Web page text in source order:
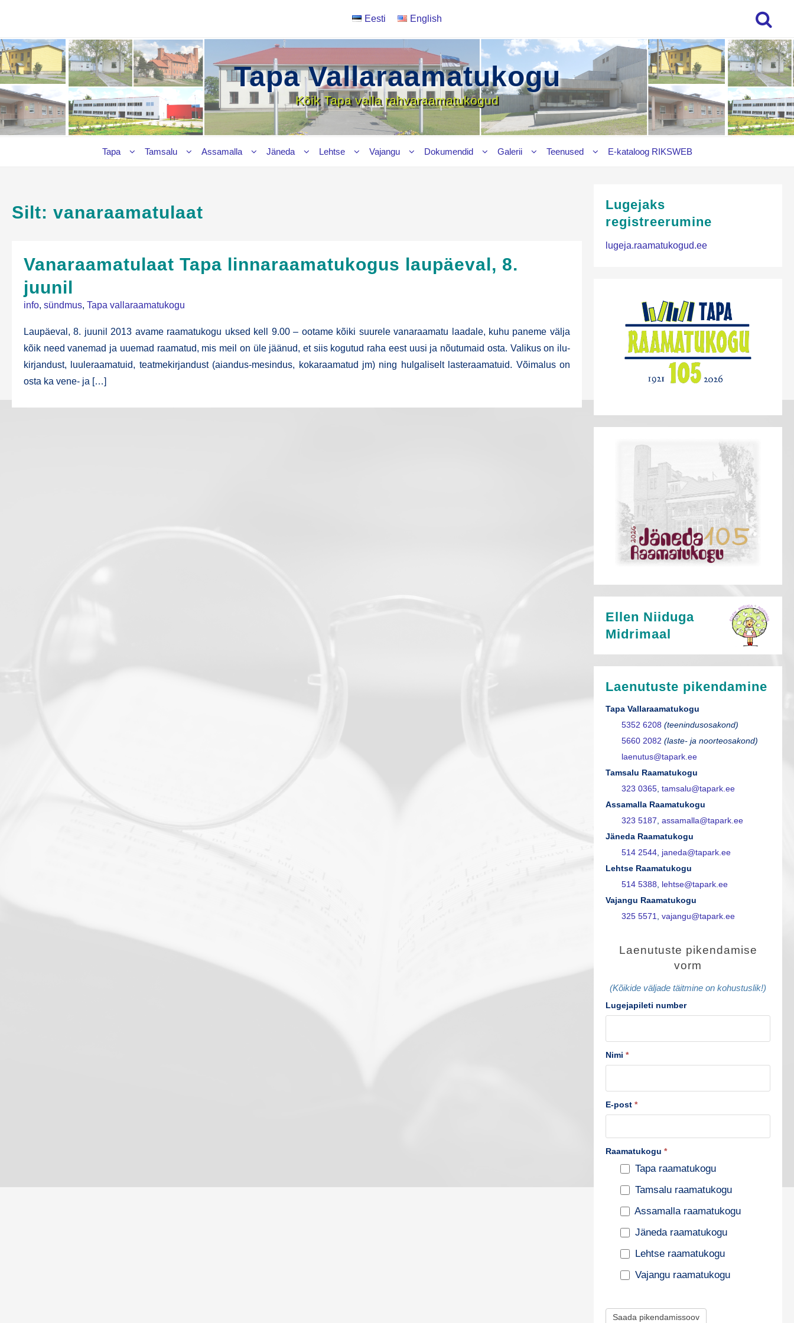
Eesti English
Tapa Vallaraamatukogu
Kõik Tapa valla rahvaraamatukogud
Tapa Tamsalu Assamalla Jäneda Lehtse Vajangu Dokumendid Galerii Teenused E‑kataloog RIKSWEB
Silt: vanaraamatulaat
Vanaraamatulaat Tapa linnaraamatukogus laupäeval, 8.
juunil
info, sündmus, Tapa vallaraamatukogu
Lau­päe­val, 8. juu­nil 2013 ava­me raa­ma­tu­ko­gu uksed kell 9.00 – oota­me kõi­ki suu­re­le vana­raa­ma­tu laa­da­le, kuhu pane­me väl­ja
kõik need vanemad ja uuemad raa­ma­tud, mis meil on üle jää­nud, et siis kogu­tud raha eest uusi ja nõu­tu­maid osta. Vali­kus on ilu­
kir­jan­dust, luu­le­raa­ma­tu­id, teat­me­kir­jan­dust (aian­­dus-mesi­n­­dus, koka­raa­ma­tud jm) ning hul­ga­li­selt las­te­raa­ma­tu­id. Või­ma­lus on
osta ka vene- ja […]
Lugejaks
registreerumine
lugeja.raamatukogud.ee
Ellen Niiduga
Midrimaal
Laenutuste pikendamine
Tapa Vallaraamatukogu
5352 6208 (teenindusosakond)
5660 2082 (laste- ja noorteosakond)
laenutus@tapark.ee
Tamsalu Raamatukogu
323 0365,tamsalu@tapark.ee
Assamalla Raamatukogu
323 5187,assamalla@tapark.ee
Jäneda Raamatukogu
514 2544, janeda@tapark.ee
Lehtse Raamatukogu
514 5388, lehtse@tapark.ee
Vajangu Raamatukogu
325 5571,vajangu@tapark.ee
n
t
u
e
i
Laenutuste pikendamise
vorm
(Kõikide väljade täitmine on kohustuslik!)
Lugejapileti number
Nimi *
E-post *
Raamatukogu *
Tapa raamatukogu
Tamsalu raamatukogu
Assamalla raamatukogu
Jäneda raamatukogu
Lehtse raamatukogu
Vajangu raamatukogu
Saada pikendamissoov